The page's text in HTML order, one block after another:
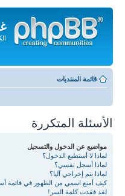
المحتويات
قائمة المنتديات
الأسئلة المتكررة
مواضيع عن الدخول والتسجيل
لماذا لا أستطيع الدخول؟
لماذا أسجل نفسي؟
لماذا يتم إخراجي آليا؟
كيف أمنع اسمي من الظهور في قائمة
لقد فقدت كلمة السر!